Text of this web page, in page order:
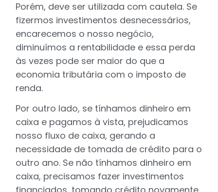
Porém, deve ser utilizada com cautela. Se
fizermos investimentos desnecessários,
encarecemos o nosso negócio,
diminuímos a rentabilidade e essa perda
às vezes pode ser maior do que a
economia tributária com o imposto de
renda.
Por outro lado, se tínhamos dinheiro em
caixa e pagamos à vista, prejudicamos
nosso fluxo de caixa, gerando a
necessidade de tomada de crédito para o
outro ano. Se não tínhamos dinheiro em
caixa, precisamos fazer investimentos